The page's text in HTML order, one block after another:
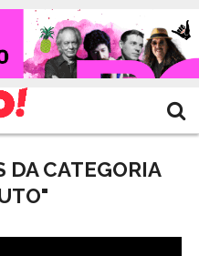
DA CATEGORIA